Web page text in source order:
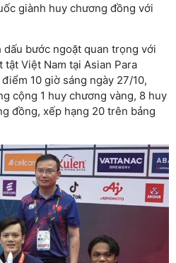
giành huy chương đồng với
dấu bước ngoặt quan trọng với
Việt Nam tại Asian Para
10 giờ sáng ngày 27/10,
cộng 1 huy chương vàng, 8 huy
đồng, xếp hạng 20 trên bảng